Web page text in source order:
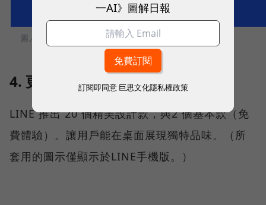
圖／ LINE
4. 更換LINE應用程式圖示
LINE 推出 20 個精美設計款，與2 個基本款（免
費體驗）。讓用戶能在桌面展現獨特品味。（所
套用的圖示僅顯示於LINE手機版。）
一AI》圖解日報
訂閱即同意 巨思文化隱私權政策